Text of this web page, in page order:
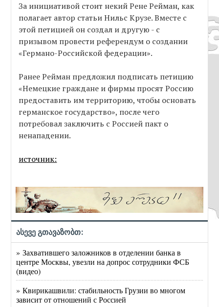
За инициативой стоит некий Рене Рейман, как
полагает автор статьи Нильс Крузе. Вместе с
этой петицией он создал и другую - с
призывом провести референдум о создании
«Германо-Российской федерации».
Ранее Рейман предложил подписать петицию
«Немецкие граждане и фирмы просят Россию
предоставить им территорию, чтобы основать
германское государство», после чего
потребовал заключить с Россией пакт о
ненападении.
источник:
ასევე გთავაზობთ:
» Захватившего заложников в отделении банка в
центре Москвы, увезли на допрос сотрудники ФСБ
(видео)
» Квирикашвили: стабильность Грузии во многом
зависит от отношений с Россией